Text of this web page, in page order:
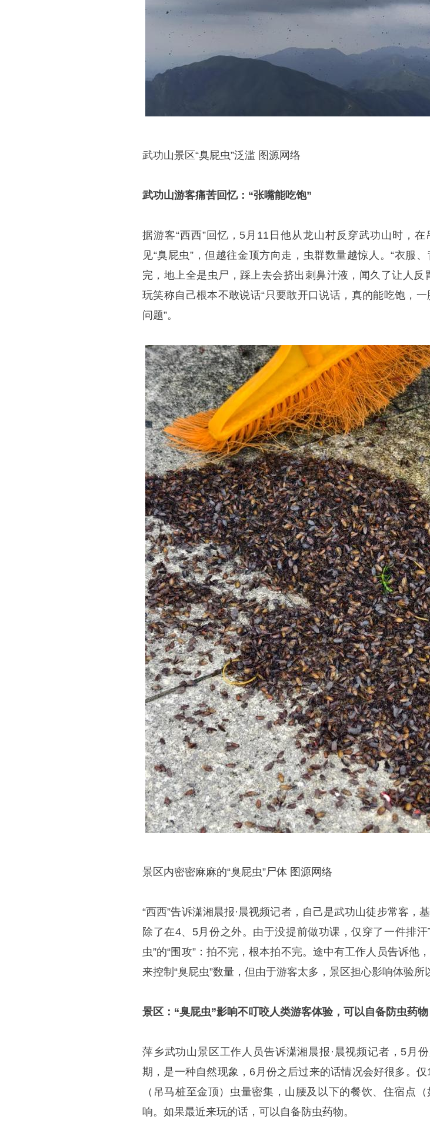
武功山景区“臭屁虫”泛滥 图源网络
武功山游客痛苦回忆：“张嘴能吃饱”
据游客“西西”回忆，5月11日他从龙山村反穿武功山时，
见“臭屁虫”，但越往金顶方向走，虫群数量越惊人。“衣服
完，地上全是虫尸，踩上去会挤出刺鼻汁液，闻久了让人反
玩笑称自己根本不敢说话“只要敢开口说话，真的能吃饱，
问题”。
景区内密密麻麻的“臭屁虫”尸体 图源网络
“西西”告诉潇湘晨报·晨视频记者，自己是武功山徒步常客，
除了在4、5月份之外。由于没提前做功课，仅穿了一件排
虫”的“围攻”：拍不完，根本拍不完。途中有工作人员告诉他
来控制“臭屁虫”数量，但由于游客太多，景区担心影响体验所
景区：“臭屁虫”影响不叮咬人类游客体验，可以自备防虫药物
萍乡武功山景区工作人员告诉潇湘晨报·晨视频记者，5月
期，是一种自然现象，6月份之后过来的话情况会好很多。
（吊马桩至金顶）虫量密集，山腰及以下的餐饮、住宿点
响。如果最近来玩的话，可以自备防虫药物。